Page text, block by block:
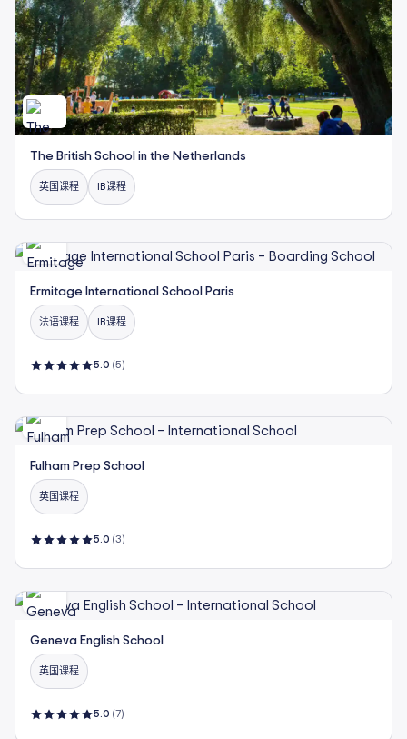
The British School in the Netherlands
英国课程 IB课程
Ermitage International School Paris
法语课程 IB课程
5.0 (5)
Fulham Prep School
英国课程
5.0 (3)
Geneva English School
英国课程
5.0 (7)